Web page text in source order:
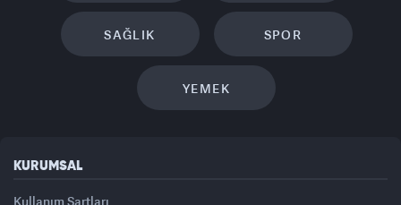
SAĞLIK SPOR
YEMEK
KURUMSAL
Kullanım Şartları